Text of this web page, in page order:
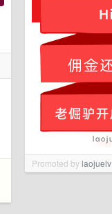
Promoted bylaojuelv